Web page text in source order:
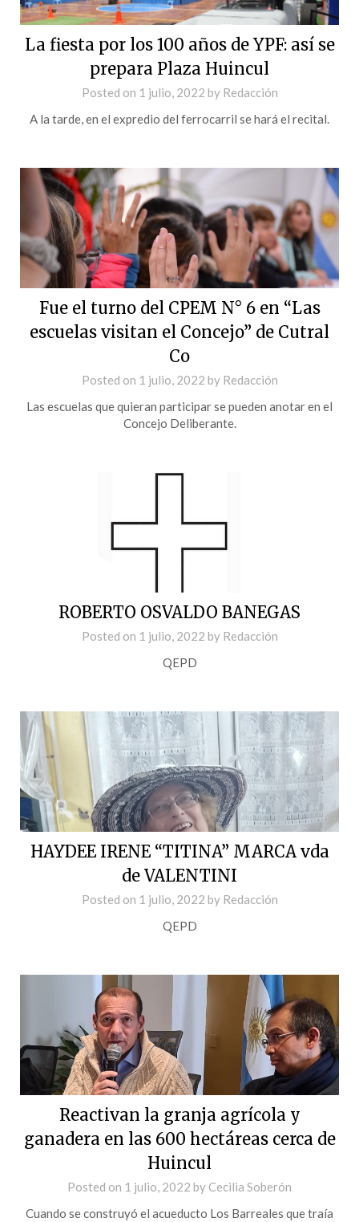
La fiesta por los 100 años de YPF: así se
prepara Plaza Huincul
Posted on 1 julio, 2022 by Redacción
A la tarde, en el expredio del ferrocarril se hará el recital.
Fue el turno del CPEM N° 6 en “Las
escuelas visitan el Concejo” de Cutral
Co
Posted on 1 julio, 2022 by Redacción
Las escuelas que quieran participar se pueden anotar en el
Concejo Deliberante.
ROBERTO OSVALDO BANEGAS
Posted on 1 julio, 2022 by Redacción
QEPD
HAYDEE IRENE “TITINA” MARCA vda
de VALENTINI
Posted on 1 julio, 2022 by Redacción
QEPD
Reactivan la granja agrícola y
ganadera en las 600 hectáreas cerca de
Huincul
Posted on 1 julio, 2022 by Cecilia Soberón
Cuando se construyó el acueducto Los Barreales que traía